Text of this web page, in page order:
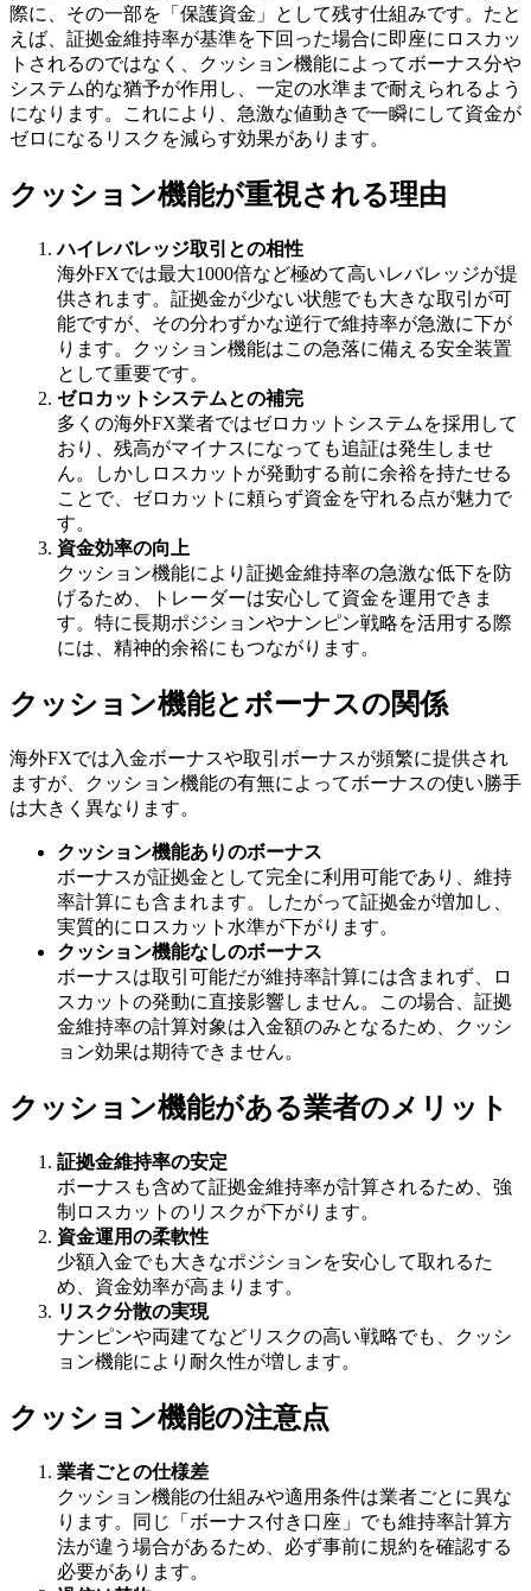
際に、その一部を「保護資金」として残す仕組みです。たと
えば、証拠金維持率が基準を下回った場合に即座にロスカッ
トされるのではなく、クッション機能によってボーナス分や
システム的な猶予が作用し、一定の水準まで耐えられるよう
になります。これにより、急激な値動きで一瞬にして資金が
ゼロになるリスクを減らす効果があります。
クッション機能が重視される理由
ハイレバレッジ取引との相性
海外FXでは最大1000倍など極めて高いレバレッジが提
供されます。証拠金が少ない状態でも大きな取引が可
能ですが、その分わずかな逆行で維持率が急激に下が
ります。クッション機能はこの急落に備える安全装置
として重要です。
ゼロカットシステムとの補完
多くの海外FX業者ではゼロカットシステムを採用して
おり、残高がマイナスになっても追証は発生しませ
ん。しかしロスカットが発動する前に余裕を持たせる
ことで、ゼロカットに頼らず資金を守れる点が魅力で
す。
資金効率の向上
クッション機能により証拠金維持率の急激な低下を防
げるため、トレーダーは安心して資金を運用できま
す。特に長期ポジションやナンピン戦略を活用する際
には、精神的余裕にもつながります。
クッション機能とボーナスの関係
海外FXでは入金ボーナスや取引ボーナスが頻繁に提供され
ますが、クッション機能の有無によってボーナスの使い勝手
は大きく異なります。
クッション機能ありのボーナス
ボーナスが証拠金として完全に利用可能であり、維持
率計算にも含まれます。したがって証拠金が増加し、
実質的にロスカット水準が下がります。
クッション機能なしのボーナス
ボーナスは取引可能だが維持率計算には含まれず、ロ
スカットの発動に直接影響しません。この場合、証拠
金維持率の計算対象は入金額のみとなるため、クッシ
ョン効果は期待できません。
クッション機能がある業者のメリット
証拠金維持率の安定
ボーナスも含めて証拠金維持率が計算されるため、強
制ロスカットのリスクが下がります。
資金運用の柔軟性
少額入金でも大きなポジションを安心して取れるた
め、資金効率が高まります。
リスク分散の実現
ナンピンや両建てなどリスクの高い戦略でも、クッシ
ョン機能により耐久性が増します。
クッション機能の注意点
業者ごとの仕様差
クッション機能の仕組みや適用条件は業者ごとに異な
ります。同じ「ボーナス付き口座」でも維持率計算方
法が違う場合があるため、必ず事前に規約を確認する
必要があります。